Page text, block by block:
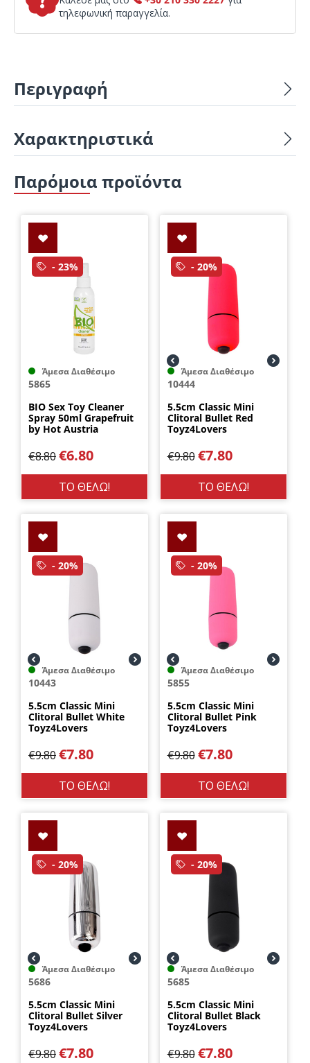
τηλεφωνική παραγγελία.
Περιγραφή
Χαρακτηριστικά
Παρόμοια προϊόντα
- 23%
Άμεσα Διαθέσιμο
5865
BIO Sex Toy Cleaner
Spray 50ml Grapefruit
by Hot Austria
€8.80€6.80
ΤΟ ΘΕΛΩ!
- 20%
Άμεσα Διαθέσιμο
10444
5.5cm Classic Mini
Clitoral Bullet Red
Toyz4Lovers
€9.80 €7.80
ΤΟ ΘΕΛΩ!
- 20%
Άμεσα Διαθέσιμο
10443
5.5cm Classic Mini
Clitoral Bullet White
Toyz4Lovers
€9.80€7.80
ΤΟ ΘΕΛΩ!
- 20%
Άμεσα Διαθέσιμο
5855
5.5cm Classic Mini
Clitoral Bullet Pink
Toyz4Lovers
€9.80 €7.80
ΤΟ ΘΕΛΩ!
- 20%
Άμεσα Διαθέσιμο
5686
5.5cm Classic Mini
Clitoral Bullet Silver
Toyz4Lovers
€9.80€7.80
- 20%
Άμεσα Διαθέσιμο
5685
5.5cm Classic Mini
Clitoral Bullet Black
Toyz4Lovers
€9.80 €7.80